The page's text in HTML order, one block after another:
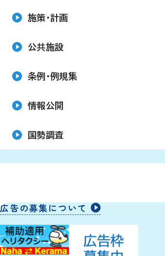
施策・計画
公共施設
条例・例規集
情報公開
国勢調査
広告の募集について